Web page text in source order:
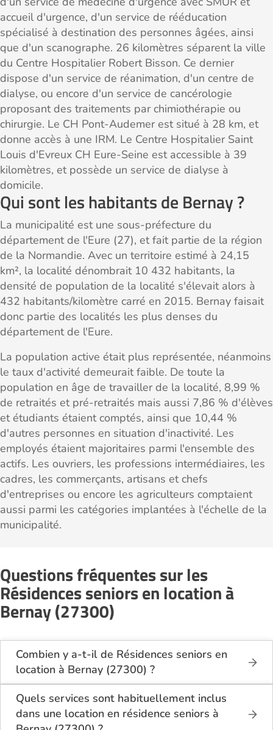
accueil d'urgence, d'un service de rééducation
spécialisé à destination des personnes âgées, ainsi
que d'un scanographe. 26 kilomètres séparent la ville
du Centre Hospitalier Robert Bisson. Ce dernier
dispose d'un service de réanimation, d'un centre de
dialyse, ou encore d'un service de cancérologie
proposant des traitements par chimiothérapie ou
chirurgie. Le CH Pont-Audemer est situé à 28 km, et
donne accès à une IRM. Le Centre Hospitalier Saint
Louis d'Evreux CH Eure-Seine est accessible à 39
kilomètres, et possède un service de dialyse à
domicile.
Qui sont les habitants de Bernay ?
La municipalité est une sous-préfecture du
département de l'Eure (27), et fait partie de la région
de la Normandie. Avec un territoire estimé à 24,15
km², la localité dénombrait 10 432 habitants, la
densité de population de la localité s'élevait alors à
432 habitants/kilomètre carré en 2015. Bernay faisait
donc partie des localités les plus denses du
département de l'Eure.
La population active était plus représentée, néanmoins
le taux d'activité demeurait faible. De toute la
population en âge de travailler de la localité, 8,99 %
de retraités et pré-retraités mais aussi 7,86 % d'élèves
et étudiants étaient comptés, ainsi que 10,44 %
d'autres personnes en situation d'inactivité. Les
employés étaient majoritaires parmi l'ensemble des
actifs. Les ouvriers, les professions intermédiaires, les
cadres, les commerçants, artisans et chefs
d'entreprises ou encore les agriculteurs comptaient
aussi parmi les catégories implantées à l'échelle de la
municipalité.
Questions fréquentes sur les
Résidences seniors en location à
Bernay (27300)
Combien y a-t-il de Résidences seniors en
location à Bernay (27300) ?
Sur le site Logement-seniors.com, on recense
actuellement 1 Résidences seniors en location à
Bernay (27300).
Quels services sont habituellement inclus
dans une location en résidence seniors à